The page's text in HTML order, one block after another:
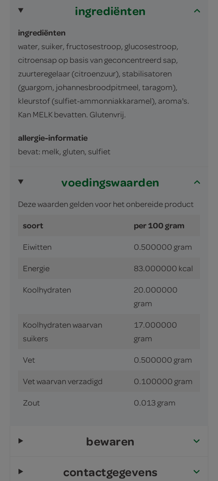
ingrediënten
ingrediënten
water, suiker, fructosestroop, glucosestroop,
citroensap op basis van geconcentreerd sap,
zuurteregelaar (citroenzuur), stabilisatoren
(guargom, johannesbroodpitmeel, taragom),
kleurstof (sulfiet-ammonniakkaramel), aroma's.
Kan MELK bevatten. Glutenvrij.
allergie-informatie
bevat: melk, gluten, sulfiet
voedingswaarden
Deze waarden gelden voor het onbereide product
soort per 100 gram
Eiwitten 0.500000 gram
Energie 83.000000 kcal
Koolhydraten
20.000000
gram
Koolhydraten waarvan
suikers
17.000000
gram
Vet 0.500000 gram
Vet waarvan verzadigd 0.100000 gram
Zout 0.013 gram
bewaren
contactgegevens